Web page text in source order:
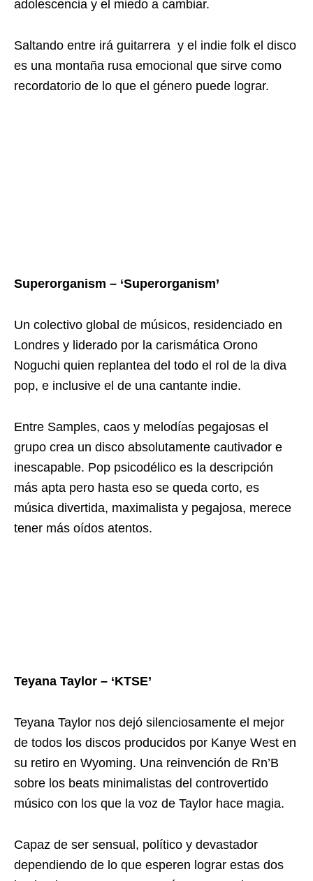
adolescencia y el miedo a cambiar.
Saltando entre irá guitarrera y el indie folk el disco
es una montaña rusa emocional que sirve como
recordatorio de lo que el género puede lograr.
Superorganism – ‘Superorganism’
Un colectivo global de músicos, residenciado en
Londres y liderado por la carismática Orono
Noguchi quien replantea del todo el rol de la diva
pop, e inclusive el de una cantante indie.
Entre Samples, caos y melodías pegajosas el
grupo crea un disco absolutamente cautivador e
inescapable. Pop psicodélico es la descripción
más apta pero hasta eso se queda corto, es
música divertida, maximalista y pegajosa, merece
tener más oídos atentos.
Teyana Taylor – ‘KTSE’
Teyana Taylor nos dejó silenciosamente el mejor
de todos los discos producidos por Kanye West en
su retiro en Wyoming. Una reinvención de Rn’B
sobre los beats minimalistas del controvertido
músico con los que la voz de Taylor hace magia.
Capaz de ser sensual, político y devastador
dependiendo de lo que esperen lograr estas dos